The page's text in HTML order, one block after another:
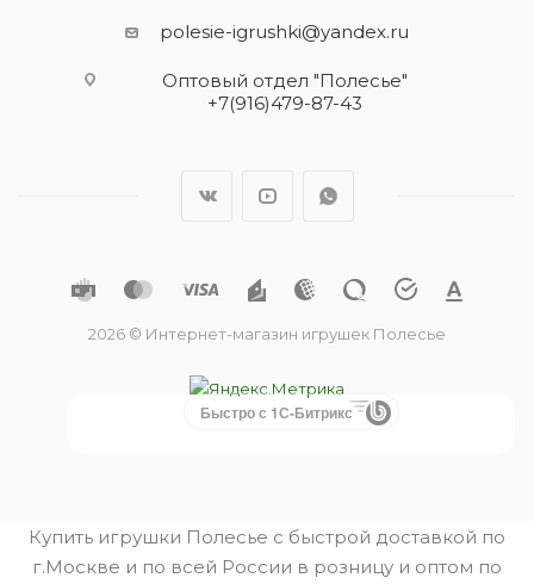
polesie-igrushki@yandex.ru
Оптовый отдел "Полесье"
+7(916)479-87-43
2026 © Интернет-магазин игрушек Полесье
Быстро с 1С-Битрикс
Купить игрушки Полесье с быстрой доставкой по
г.Москве и по всей России в розницу и оптом по